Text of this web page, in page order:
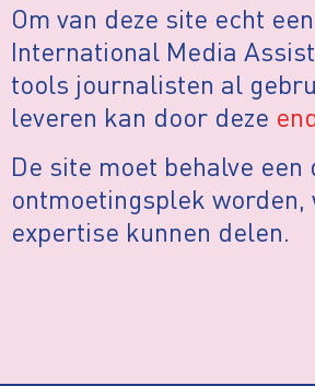
Om van deze site echt
International Media
tools journalisten al
leveren kan door deze
De site moet behalve
ontmoetingsplek
expertise kunnen delen.